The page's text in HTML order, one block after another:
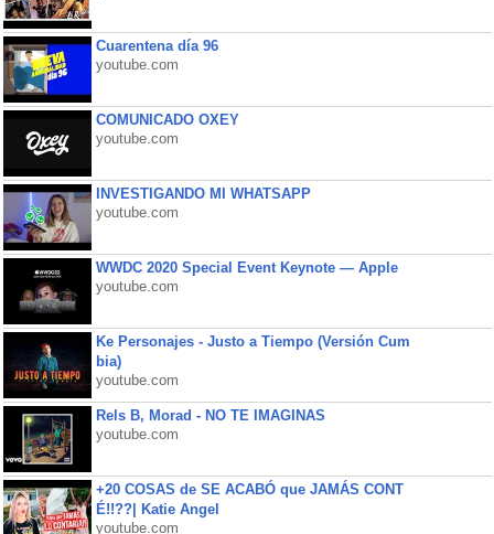
Cuarentena día 96
youtube.com
COMUNICADO OXEY
youtube.com
INVESTIGANDO MI WHATSAPP
youtube.com
WWDC 2020 Special Event Keynote — Apple
youtube.com
Ke Personajes - Justo a Tiempo (Versión Cum
bia)
youtube.com
Rels B, Morad - NO TE IMAGINAS
youtube.com
+20 COSAS de SE ACABÓ que JAMÁS CONT
É!!??| Katie Angel
youtube.com